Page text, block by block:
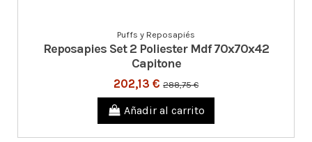
Puffs y Reposapiés
Reposapies Set 2 Poliester Mdf 70x70x42
Capitone
202,13 € 288,75 €
Añadir al carrito